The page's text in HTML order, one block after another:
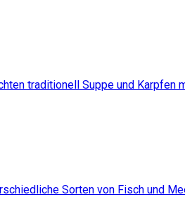
traditionell Suppe und Karpfen
Sorten von Fisch und